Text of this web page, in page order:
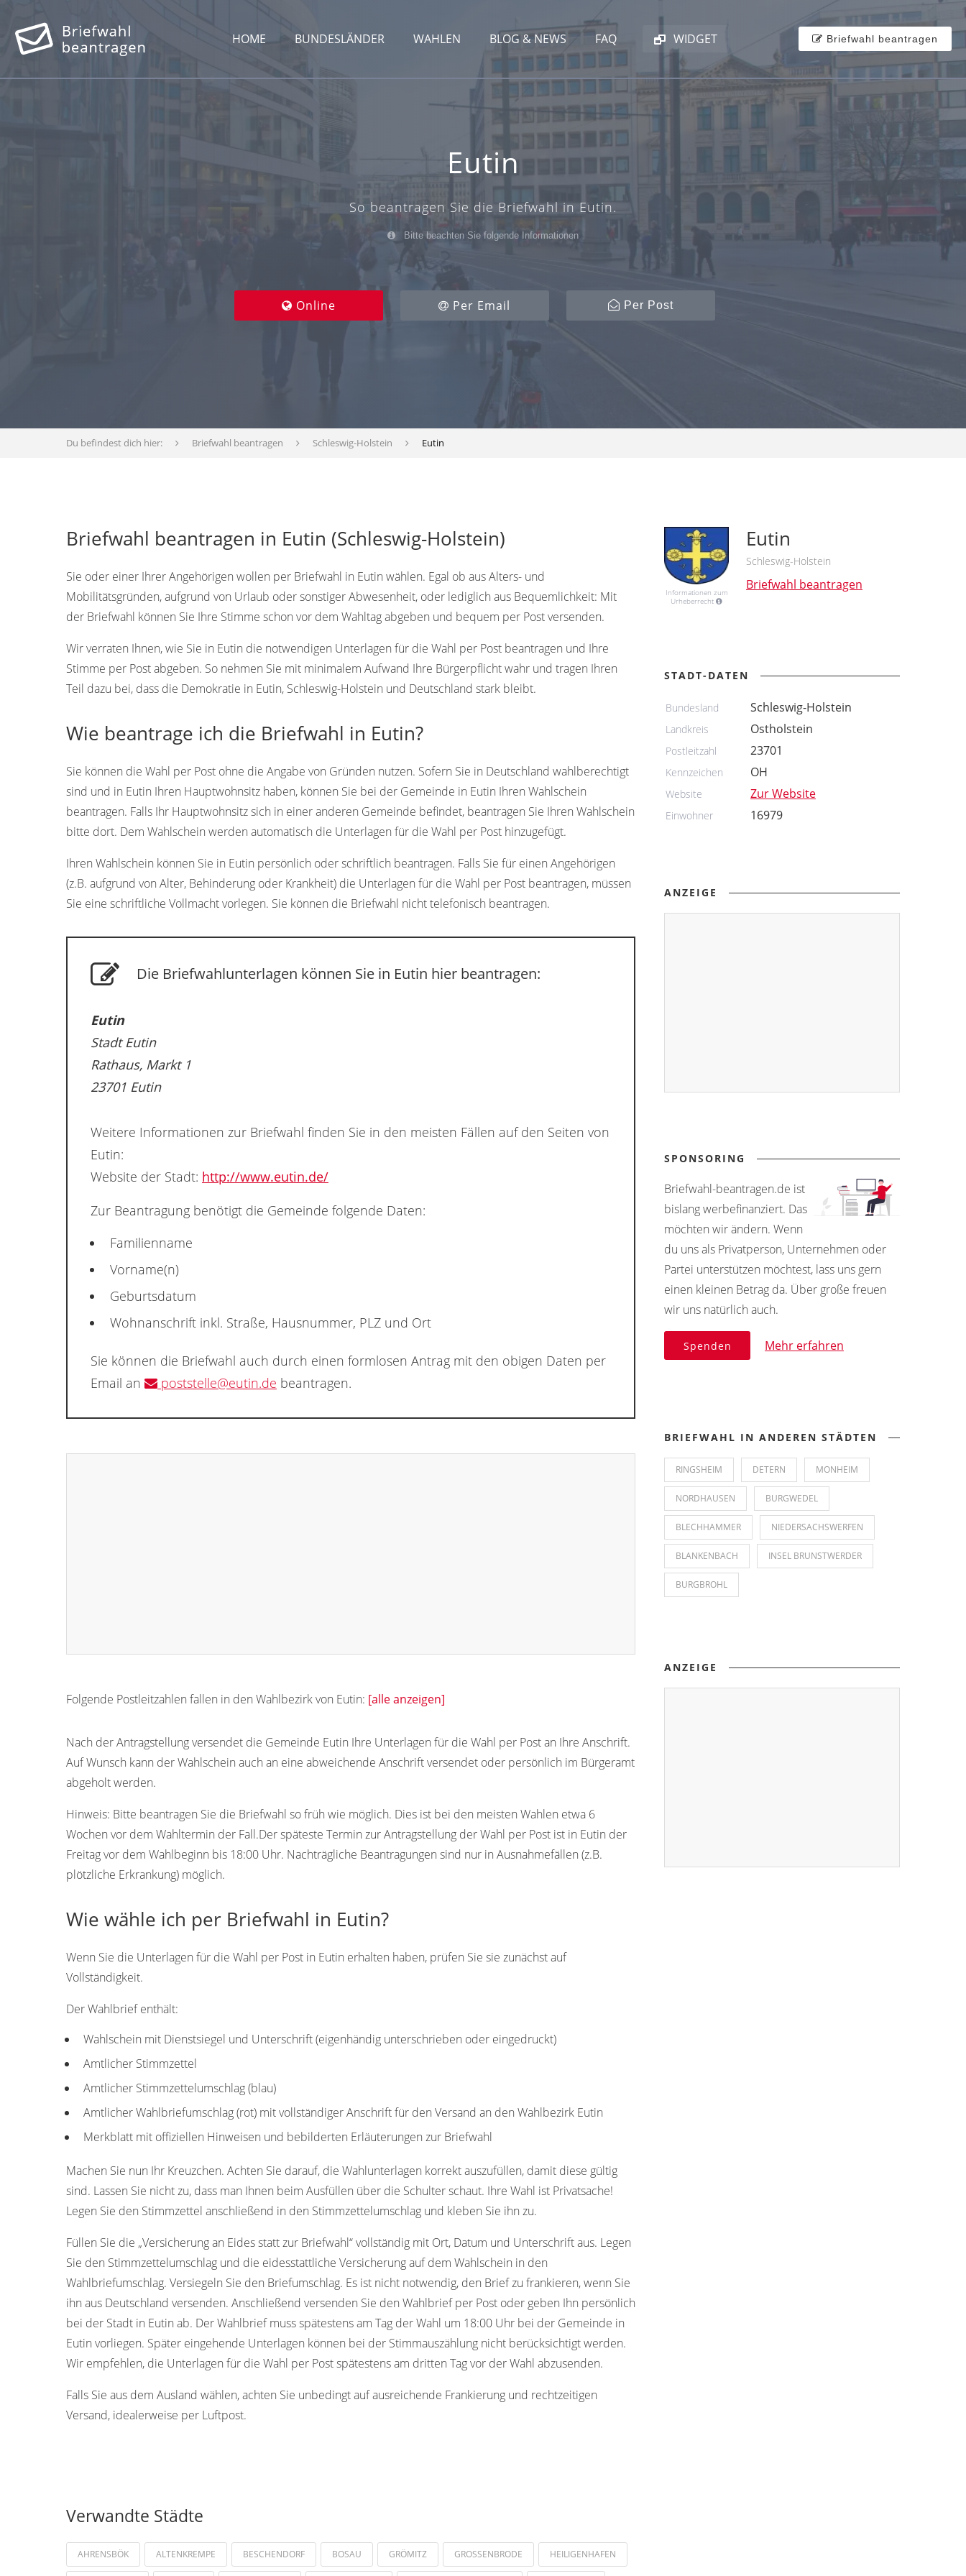
HOME BUNDESLÄNDER WAHLEN BLOG & NEWS FAQ WIDGET Briefwahl beantragen
Eutin
So beantragen Sie die Briefwahl in Eutin.
Bitte beachten Sie folgende Informationen
Online Per Email Per Post
Du befindest dich hier: Briefwahl beantragen Schleswig-Holstein Eutin
Briefwahl beantragen in Eutin (Schleswig-Holstein)
Sie oder einer Ihrer Angehörigen wollen per Briefwahl in Eutin wählen. Egal ob aus Alters- und
Mobilitätsgründen, aufgrund von Urlaub oder sonstiger Abwesenheit, oder lediglich aus Bequemlichkeit: Mit
der Briefwahl können Sie Ihre Stimme schon vor dem Wahltag abgeben und bequem per Post versenden.
Wir verraten Ihnen, wie Sie in Eutin die notwendigen Unterlagen für die Wahl per Post beantragen und Ihre
Stimme per Post abgeben. So nehmen Sie mit minimalem Aufwand Ihre Bürgerpflicht wahr und tragen Ihren
Teil dazu bei, dass die Demokratie in Eutin, Schleswig-Holstein und Deutschland stark bleibt.
Wie beantrage ich die Briefwahl in Eutin?
Sie können die Wahl per Post ohne die Angabe von Gründen nutzen. Sofern Sie in Deutschland wahlberechtigt
sind und in Eutin Ihren Hauptwohnsitz haben, können Sie bei der Gemeinde in Eutin Ihren Wahlschein
beantragen. Falls Ihr Hauptwohnsitz sich in einer anderen Gemeinde befindet, beantragen Sie Ihren Wahlschein
bitte dort. Dem Wahlschein werden automatisch die Unterlagen für die Wahl per Post hinzugefügt.
Ihren Wahlschein können Sie in Eutin persönlich oder schriftlich beantragen. Falls Sie für einen Angehörigen
(z.B. aufgrund von Alter, Behinderung oder Krankheit) die Unterlagen für die Wahl per Post beantragen, müssen
Sie eine schriftliche Vollmacht vorlegen. Sie können die Briefwahl nicht telefonisch beantragen.
Die Briefwahlunterlagen können Sie in Eutin hier beantragen:
Eutin
Stadt Eutin
Rathaus, Markt 1
23701 Eutin
Weitere Informationen zur Briefwahl finden Sie in den meisten Fällen auf den Seiten von
Eutin:
Website der Stadt: http://www.eutin.de/
Zur Beantragung benötigt die Gemeinde folgende Daten:
Familienname
Vorname(n)
Geburtsdatum
Wohnanschrift inkl. Straße, Hausnummer, PLZ und Ort
Sie können die Briefwahl auch durch einen formlosen Antrag mit den obigen Daten per
Email an
poststelle@eutin.de beantragen.
Folgende Postleitzahlen fallen in den Wahlbezirk von Eutin: [alle anzeigen]
Nach der Antragstellung versendet die Gemeinde Eutin Ihre Unterlagen für die Wahl per Post an Ihre Anschrift.
Auf Wunsch kann der Wahlschein auch an eine abweichende Anschrift versendet oder persönlich im Bürgeramt
abgeholt werden.
Hinweis: Bitte beantragen Sie die Briefwahl so früh wie möglich. Dies ist bei den meisten Wahlen etwa 6
Wochen vor dem Wahltermin der Fall.Der späteste Termin zur Antragstellung der Wahl per Post ist in Eutin der
Freitag vor dem Wahlbeginn bis 18:00 Uhr. Nachträgliche Beantragungen sind nur in Ausnahmefällen (z.B.
plötzliche Erkrankung) möglich.
Wie wähle ich per Briefwahl in Eutin?
Wenn Sie die Unterlagen für die Wahl per Post in Eutin erhalten haben, prüfen Sie sie zunächst auf
Vollständigkeit.
Der Wahlbrief enthält:
Wahlschein mit Dienstsiegel und Unterschrift (eigenhändig unterschrieben oder eingedruckt)
Amtlicher Stimmzettel
Amtlicher Stimmzettelumschlag (blau)
Amtlicher Wahlbriefumschlag (rot) mit vollständiger Anschrift für den Versand an den Wahlbezirk Eutin
Merkblatt mit offiziellen Hinweisen und bebilderten Erläuterungen zur Briefwahl
Machen Sie nun Ihr Kreuzchen. Achten Sie darauf, die Wahlunterlagen korrekt auszufüllen, damit diese gültig
sind. Lassen Sie nicht zu, dass man Ihnen beim Ausfüllen über die Schulter schaut. Ihre Wahl ist Privatsache!
Legen Sie den Stimmzettel anschließend in den Stimmzettelumschlag und kleben Sie ihn zu.
Füllen Sie die „Versicherung an Eides statt zur Briefwahl“ vollständig mit Ort, Datum und Unterschrift aus. Legen
Sie den Stimmzettelumschlag und die eidesstattliche Versicherung auf dem Wahlschein in den
Wahlbriefumschlag. Versiegeln Sie den Briefumschlag. Es ist nicht notwendig, den Brief zu frankieren, wenn Sie
ihn aus Deutschland versenden. Anschließend versenden Sie den Wahlbrief per Post oder geben Ihn persönlich
bei der Stadt in Eutin ab. Der Wahlbrief muss spätestens am Tag der Wahl um 18:00 Uhr bei der Gemeinde in
Eutin vorliegen. Später eingehende Unterlagen können bei der Stimmauszählung nicht berücksichtigt werden.
Wir empfehlen, die Unterlagen für die Wahl per Post spätestens am dritten Tag vor der Wahl abzusenden.
Falls Sie aus dem Ausland wählen, achten Sie unbedingt auf ausreichende Frankierung und rechtzeitigen
Versand, idealerweise per Luftpost.
Verwandte Städte
AHRENSBÖK ALTENKREMPE BESCHENDORF BOSAU GRÖMITZ GROSSENBRODE HEILIGENHAFEN
Informationen zum
Urheberrecht
Eutin
Schleswig-Holstein
Briefwahl beantragen
STADT-DATEN
Bundesland Schleswig-Holstein
Landkreis Ostholstein
Postleitzahl 23701
Kennzeichen OH
Website Zur Website
Einwohner 16979
ANZEIGE
SPONSORING
Briefwahl-beantragen.de ist
bislang werbefinanziert. Das
möchten wir ändern. Wenn
du uns als Privatperson, Unternehmen oder
Partei unterstützen möchtest, lass uns gern
einen kleinen Betrag da. Über große freuen
wir uns natürlich auch.
Spenden Mehr erfahren
BRIEFWAHL IN ANDEREN STÄDTEN
RINGSHEIM DETERN MONHEIM
NORDHAUSEN BURGWEDEL
BLECHHAMMER NIEDERSACHSWERFEN
BLANKENBACH INSEL BRUNSTWERDER
BURGBROHL
ANZEIGE